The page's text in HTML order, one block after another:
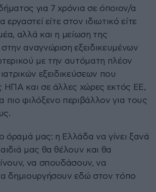
για 7 χρόνια σε όποιον/α
εργαστεί είτε στον ιδιωτικό είτε
αλλά και η μείωση της
αναγνώριση εξειδικευμένων
με την αυτόματη πλέον
εξειδικεύσεων που
ΗΠΑ και σε άλλες χώρες εκτός ΕΕ,
πιο φιλόξενο περιβάλλον για τους
όραμά μας: η Ελλάδα να γίνει ξανά
μας θα θέλουν και θα
να σπουδάσουν, να
δημιουργήσουν εδώ στον τόπο